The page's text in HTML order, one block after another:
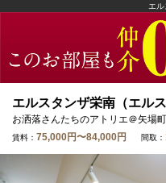
エ
エルスタンザ栄南（エル
お洒落さんたちのアトリエ＠矢場町
賃料： 75,000円〜84,000円 間取：